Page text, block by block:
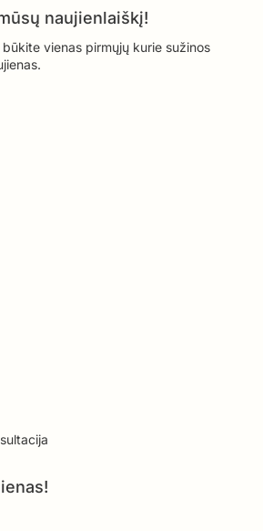
naujienlaiškį!
vienas pirmųjų kurie sužinos